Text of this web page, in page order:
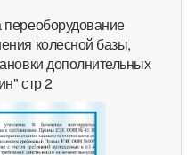
колесной базы,
дополнительных
стр 2